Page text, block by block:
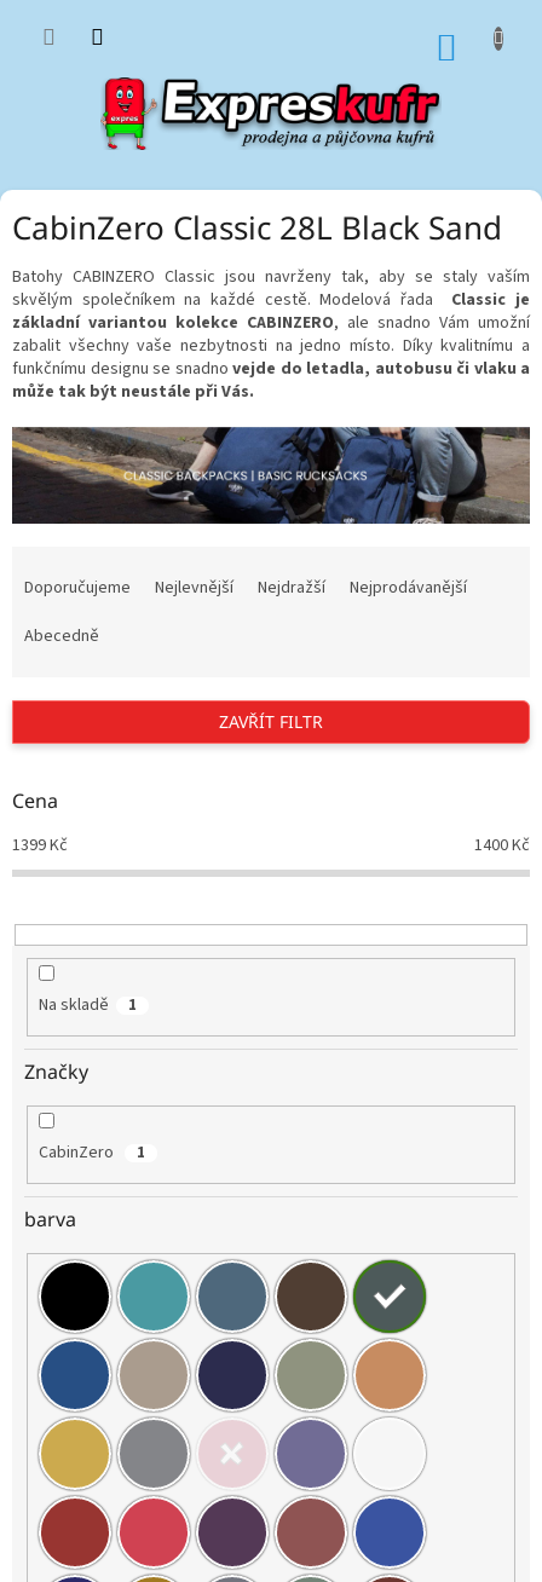
CabinZero Classic 28L Black Sand
Batohy CABINZERO Classic jsou navrženy tak, aby se staly vaším
skvělým společníkem na každé cestě. Modelová řada
Classic je
základní variantou kolekce CABINZERO, ale snadno Vám umožní
zabalit všechny vaše nezbytnosti na jedno místo. Díky kvalitnímu a
funkčnímu designu se snadno vejde do letadla, autobusu či vlaku a
může tak být neustále při Vás.
r
d
k
t
Doporučujeme Nejlevnější Nejdražší
Nejprodávanější
Abecedně
ZAVŘÍT FILTR
Cena
1399Kč 1400Kč
Na skladě 1
Značky
CabinZero 1
barva